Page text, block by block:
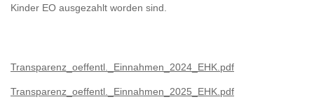
Kinder EO ausgezahlt worden sind.
Transparenz_oeffentl._Einnahmen_2024_EHK.pdf
Transparenz_oeffentl._Einnahmen_2025_EHK.pdf